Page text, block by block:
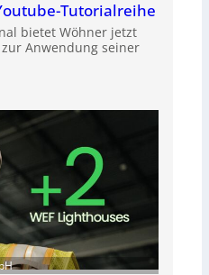
Tutorialreihe
bietet Wöhner jetzt
Anwendung seiner